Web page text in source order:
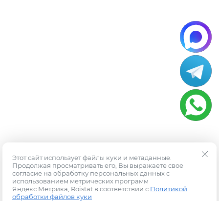
Этот сайт использует файлы куки и метаданные.
Продолжая просматривать его, Вы выражаете свое
согласие на обработку персональных данных с
использованием метрических программ
Яндекс.Метрика, Roistat в соответствии с Политикой
обработки файлов куки